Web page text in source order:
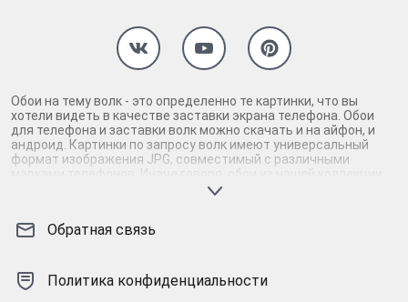
Обои на тему волк - это определенно те картинки, что вы
хотели видеть в качестве заставки экрана телефона. Обои
для телефона и заставки волк можно скачать и на айфон, и
андроид. Картинки по запросу волк имеют универсальный
формат изображения JPG, совместимый с различными
марками телефонов. Иначе говоря, обои из нашей коллекции
высокого качества подойдут как заставка под любой телефон
понравятся обои волки, если вы залипаете в смартфоне на
тематические коллекции. Наши заставки будут красочно,
ярко, сочно выглядеть и займут в телефоне совсем немного
Обратная связь
Политика конфиденциальности